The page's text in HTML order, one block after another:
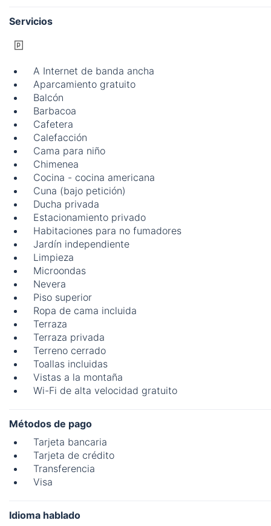
Servicios
A Internet de banda ancha
Aparcamiento gratuito
Balcón
Barbacoa
Cafetera
Calefacción
Cama para niño
Chimenea
Cocina - cocina americana
Cuna (bajo petición)
Ducha privada
Estacionamiento privado
Habitaciones para no fumadores
Jardín independiente
Limpieza
Microondas
Nevera
Piso superior
Ropa de cama incluida
Terraza
Terraza privada
Terreno cerrado
Toallas incluidas
Vistas a la montaña
Wi-Fi de alta velocidad gratuito
Métodos de pago
Tarjeta bancaria
Tarjeta de crédito
Transferencia
Visa
Idioma hablado